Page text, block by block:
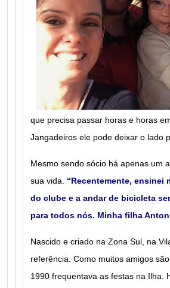
que precisa passar horas e horas
Jangadeiros ele pode deixar o lado
Mesmo sendo sócio há apenas um
sua vida. “Recentemente, ensinei
do clube e a andar de bicicleta
para todos nós. Minha filha
Nascido e criado na Zona Sul, na
referência. Como muitos amigos
1990 frequentava as festas na Ilha.